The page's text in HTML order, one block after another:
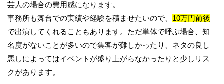
芸人の場合の費用感になります。
事務所も舞台での実績や経験を積ませたいので、 10万円前後
で出演してくれることもあります。ただ単体で呼ぶ場合、知
名度がないことが多いので集客が難しかったり、ネタの良し
悪しによってはイベントが盛り上がらなかったりと少しリス
クがあります。